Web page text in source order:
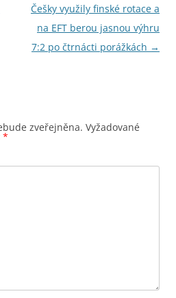
Češky využily finské rotace a
na EFT berou jasnou výhru
7:2 po čtrnácti porážkách →
zveřejněna. Vyžadované
*